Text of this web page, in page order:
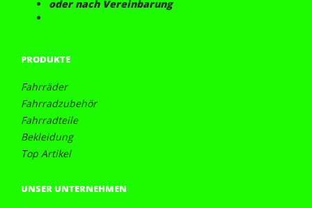
oder nach Vereinbarung
PRODUKTE
Fahrräder
Fahrradzubehör
Fahrradteile
Bekleidung
Top Artikel
UNSER UNTERNEHMEN